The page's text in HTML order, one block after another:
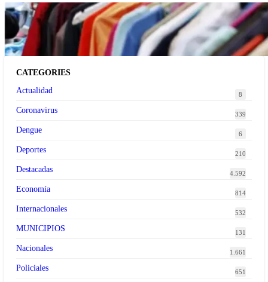
Las grandes marcas globales se suman a la
tendencia de la ropa de segunda mano premium
CATEGORIES
Actualidad
8
Coronavirus 339
Dengue 6
Deportes 210
Destacadas 4.592
Economía 814
Internacionales 532
MUNICIPIOS 131
Nacionales 1.661
Policiales 651